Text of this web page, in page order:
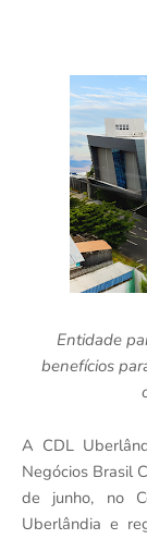
Entidade
benefícios
A CDL
Negócios Brasil
de junho, no
Uberlândia e